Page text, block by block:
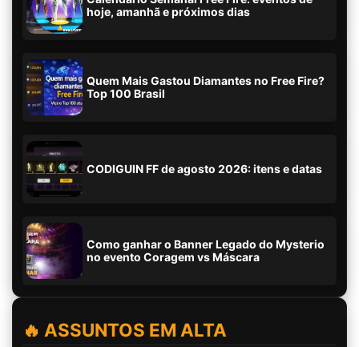
hoje, amanhã e próximos dias
Quem Mais Gastou Diamantes no Free Fire?
Top 100 Brasil
CODIGUIN FF de agosto 2026: itens e datas
Como ganhar o Banner Legado do Mysterio
no evento Coragem vs Máscara
🔥 ASSUNTOS EM ALTA